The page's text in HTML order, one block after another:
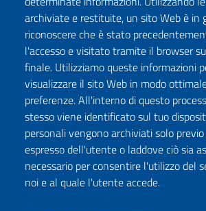
archiviate e restituite, un sito Web è in
riconoscere che è stato
l'accesso e visitato tramite il browser
finale. Utilizziamo queste informazioni
visualizzare il sito Web in modo
preferenze. All'interno di questo
stesso viene identificato sul tuo
personali vengono archiviati solo
espresso dell'utente o laddove ciò sia
necessario per consentire l'utilizzo del
noi e al quale l'utente accede.